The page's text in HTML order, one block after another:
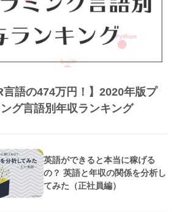
言語の474万円！】2020年版プ
グ言語別年収ランキング
英語ができると本当に稼げる
の？ 英語と年収の関係を分析し
てみた（正社員編）